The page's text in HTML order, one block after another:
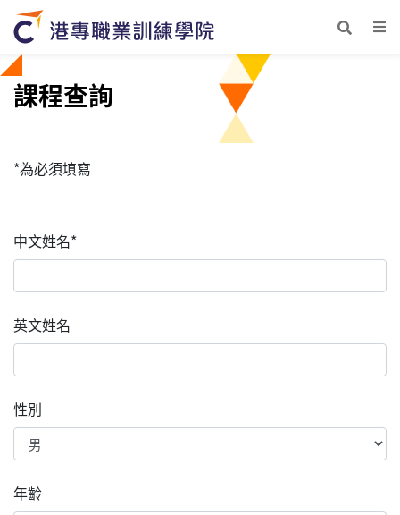
課程查詢
*為必須填寫
中文姓名*
英文姓名
性別
年齡